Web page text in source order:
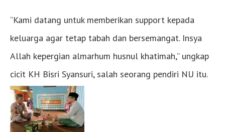
‘’Kami datang untuk memberikan support kepada
keluarga agar tetap tabah dan bersemangat. Insya
Allah kepergian almarhum husnul khatimah,’’ ungkap
cicit KH Bisri Syansuri, salah seorang pendiri NU itu.